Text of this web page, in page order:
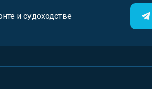
и судоходстве